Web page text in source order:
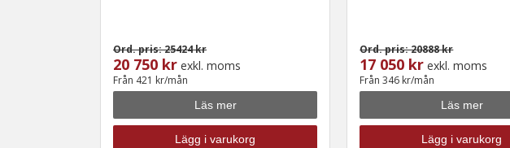
Ord. pris: 25424 kr
20 750 kr exkl. moms
Från 421 kr/mån
Läs mer
Lägg i varukorg
Ord. pris: 20888 kr
17 050 kr exkl. moms
Från 346 kr/mån
Läs mer
Lägg i varukorg